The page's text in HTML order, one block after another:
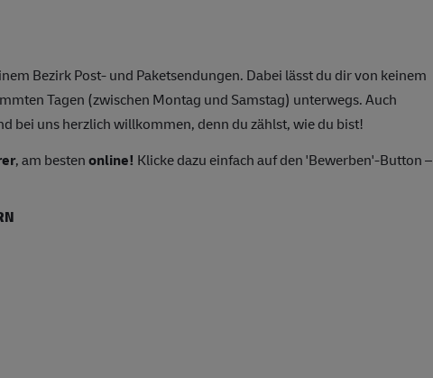
Bezirk Post- und Paketsendungen. Dabei lässt du dir von keinem
Tagen (zwischen Montag und Samstag) unterwegs. Auch
bei uns herzlich willkommen, denn du zählst, wie du bist!
, am bestenonline! Klicke dazu einfach auf den 'Bewerben'-Button –